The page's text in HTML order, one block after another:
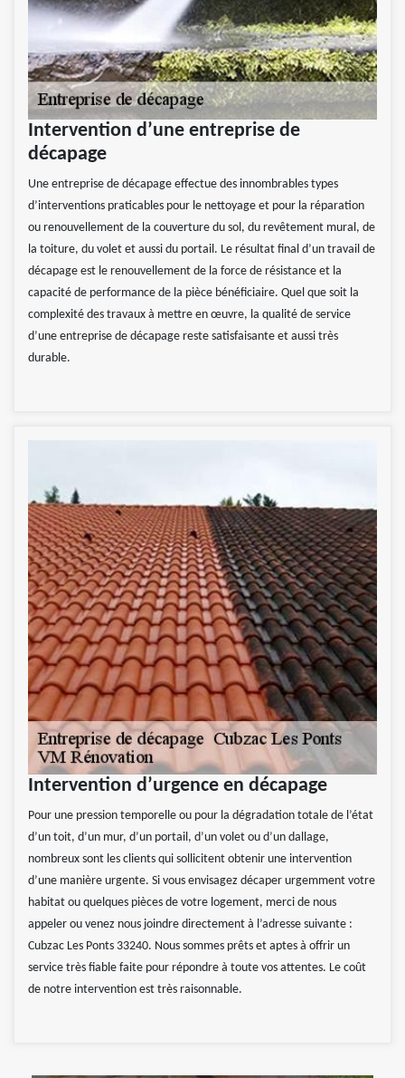
Intervention d’une entreprise de
décapage
Une entreprise de décapage effectue des innombrables types
d’interventions praticables pour le nettoyage et pour la réparation
ou renouvellement de la couverture du sol, du revêtement mural, de
la toiture, du volet et aussi du portail. Le résultat final d’un travail de
décapage est le renouvellement de la force de résistance et la
capacité de performance de la pièce bénéficiaire. Quel que soit la
complexité des travaux à mettre en œuvre, la qualité de service
d’une entreprise de décapage reste satisfaisante et aussi très
durable.
Intervention d’urgence en décapage
Pour une pression temporelle ou pour la dégradation totale de l’état
d’un toit, d’un mur, d’un portail, d’un volet ou d’un dallage,
nombreux sont les clients qui sollicitent obtenir une intervention
d’une manière urgente. Si vous envisagez décaper urgemment votre
habitat ou quelques pièces de votre logement, merci de nous
appeler ou venez nous joindre directement à l’adresse suivante :
Cubzac Les Ponts 33240. Nous sommes prêts et aptes à offrir un
service très fiable faite pour répondre à toute vos attentes. Le coût
de notre intervention est très raisonnable.